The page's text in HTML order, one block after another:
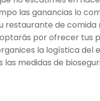
las ganancias lo
restaurante de comida
por ofrecer tus
la logística del
medidas de